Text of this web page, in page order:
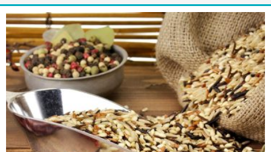
Andrea Miorin-Bellermann
Kolumne-Ernährungsumstellung